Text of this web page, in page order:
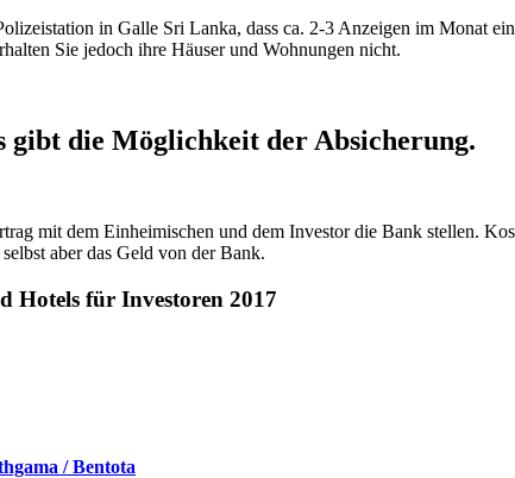
in Galle Sri Lanka, dass ca. 2-3 Anzeigen im Monat
Sie jedoch ihre Häuser und Wohnungen nicht.
gibt die Möglichkeit der Absicherung.
mit dem Einheimischen und dem Investor die Bank stellen.
aber das Geld von der Bank.
Hotels für Investoren 2017
/ Bentota